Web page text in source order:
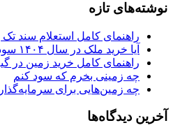
نوشته‌های تازه
راهنمای کامل استعلام سند
آیا خرید ملک در سال ۱۴۰۴ سود آور است؟
راهنمای کامل خرید زمین در
چه زمینی بخرم که سود کنم
چه زمین‌هایی برای
آخرین دیدگاه‌ها